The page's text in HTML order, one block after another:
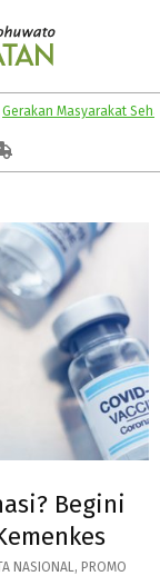
Masyarakat Sehat.
Begini
NASIONAL, PROMO